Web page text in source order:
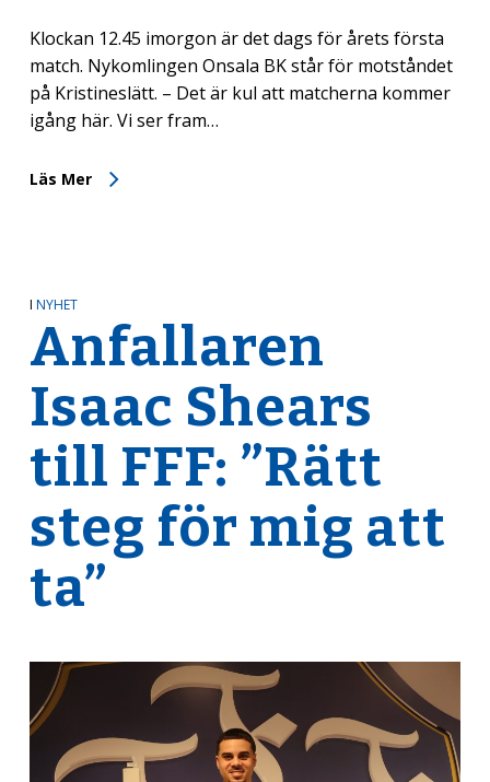
Klockan 12.45 imorgon är det dags för årets första
match. Nykomlingen Onsala BK står för motståndet
på Kristineslätt. – Det är kul att matcherna kommer
igång här. Vi ser fram…
Läs Mer
I NYHET
Anfallaren
Isaac Shears
till FFF: ”Rätt
steg för mig att
ta”